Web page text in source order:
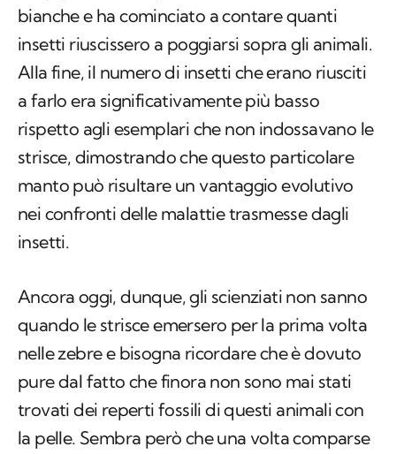
bianche e ha cominciato a contare quanti
insetti riuscissero a poggiarsi sopra gli animali.
Alla fine, il numero di insetti che erano riusciti
a farlo era significativamente più basso
rispetto agli esemplari che non indossavano le
strisce, dimostrando che questo particolare
manto può risultare un vantaggio evolutivo
nei confronti delle malattie trasmesse dagli
insetti.
Ancora oggi, dunque, gli scienziati non sanno
quando le strisce emersero per la prima volta
nelle zebre e bisogna ricordare che è dovuto
pure dal fatto che finora non sono mai stati
trovati dei reperti fossili di questi animali con
la pelle. Sembra però che una volta comparse